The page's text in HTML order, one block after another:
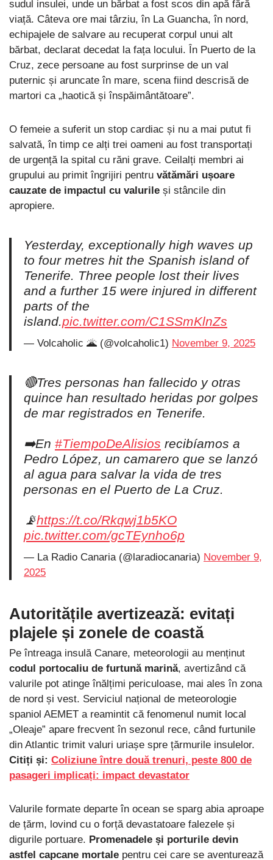
sudul insulei, unde un bărbat a fost scos din apă fără
viață. Câteva ore mai târziu, în La Guancha, în nord,
echipajele de salvare au recuperat corpul unui alt
bărbat, declarat decedat la fața locului. În Puerto de la
Cruz, zece persoane au fost surprinse de un val
puternic și aruncate în mare, scena fiind descrisă de
martori ca „haotică și înspăimântătoare”.
O femeie a suferit un stop cardiac și nu a mai putut fi
salvată, în timp ce alți trei oameni au fost transportați
de urgență la spital cu răni grave. Ceilalți membri ai
grupului au primit îngrijiri pentru vătămări ușoare
cauzate de impactul cu valurile și stâncile din
apropiere.
Yesterday, exceptionally high waves up
to four metres hit the Spanish island of
Tenerife. Three people lost their lives
and a further 15 were injured in different
parts of the
island.pic.twitter.com/C1SSmKlnZs
— Volcaholic 🌋 (@volcaholic1) November 9, 2025
🔴Tres personas han fallecido y otras
quince han resultado heridas por golpes
de mar registrados en Tenerife.
➡️En #TiempoDeAlisios recibíamos a
Pedro López, un camarero que se lanzó
al agua para salvar la vida de tres
personas en el Puerto de La Cruz.
📡https://t.co/Rkqwj1b5KO
pic.twitter.com/gcTEynho6p
— La Radio Canaria (@laradiocanaria) November 9,
2025
Autoritățile avertizează: evitați
plajele și zonele de coastă
Pe întreaga insulă Canare, meteorologii au menținut
codul portocaliu de furtună marină, avertizând că
valurile pot atinge înălțimi periculoase, mai ales în zona
de nord și vest. Serviciul național de meteorologie
spaniol AEMET a reamintit că fenomenul numit local
„Oleaje” apare frecvent în sezonul rece, când furtunile
din Atlantic trimit valuri uriașe spre țărmurile insulelor.
Citiți și: Coliziune între două trenuri, peste 800 de
pasageri implicați: impact devastator
Valurile formate departe în ocean se sparg abia aproape
de țărm, lovind cu o forță devastatoare falezele și
digurile portuare. Promenadele și porturile devin
astfel capcane mortale pentru cei care se aventurează